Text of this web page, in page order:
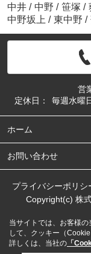
中井 / 中野 / 笹塚 /
中野坂上 / 東中野 /
営
定休日：
毎週水曜
ホーム
お問い合わせ
プライバシーポリシ
Copyright(c) 株
当サイトでは、お客様
して、クッキー（
詳しくは、当社の 「